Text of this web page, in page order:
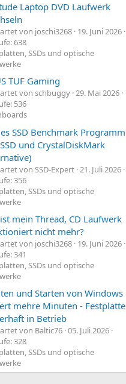
Laptop DVD Laufwerk
von joschi3268 19. Juni 2026
638
SSDs und optische
TUF Gaming
von schbuggy 29. Mai 2026
536
SSD Benchmark Programm
und CrystalDiskMark
von SSD-Expert 21. Juli 2026
356
SSDs und optische
mein Thread, CD Laufwerk
nicht mehr?
von joschi3268 19. Juni 2026
341
SSDs und optische
und Starten von Windows
mehre Minuten - Festplatte
in Betrieb
von Baltic76 05. Juli 2026
328
SSDs und optische